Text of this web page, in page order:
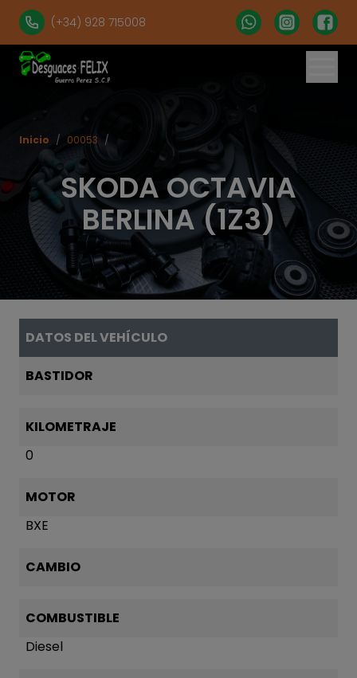
(+34) 928 715008
SKODA OCTAVIA
BERLINA (1Z3)
Inicio / 00053 /
DATOS DEL VEHÍCULO
BASTIDOR
KILOMETRAJE
0
MOTOR
BXE
CAMBIO
COMBUSTIBLE
Diesel